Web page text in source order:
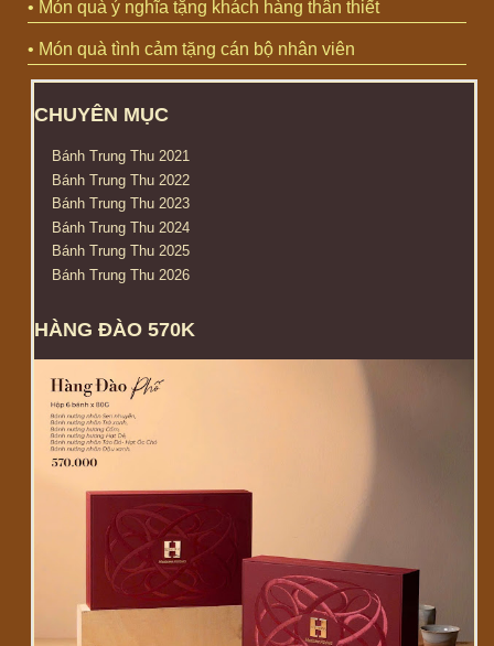
• Món quà ý nghĩa tặng khách hàng thân thiết
• Món quà tình cảm tặng cán bộ nhân viên
CHUYÊN MỤC
Bánh Trung Thu 2021
Bánh Trung Thu 2022
Bánh Trung Thu 2023
Bánh Trung Thu 2024
Bánh Trung Thu 2025
Bánh Trung Thu 2026
HÀNG ĐÀO 570K